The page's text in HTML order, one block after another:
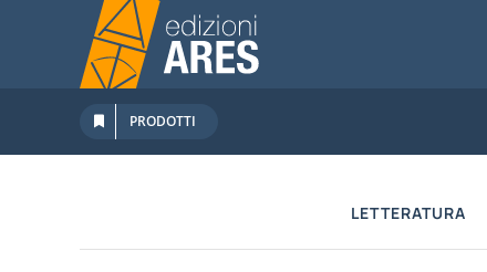
contenuto
PRODOTTI
LETTERATURA